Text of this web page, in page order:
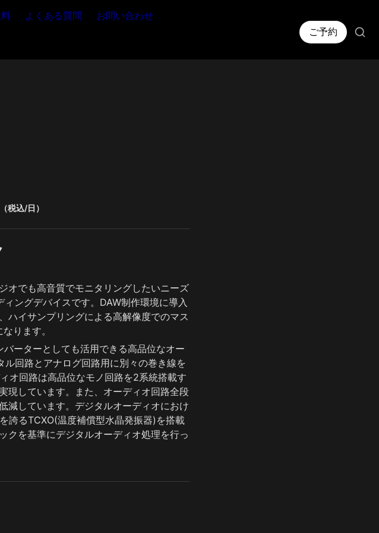
よくある質問 お問い合わせ
ご予約
税込/日）
オでも高音質でモニタリングしたいニーズ
ングデバイスです。DAW制作環境に導入
ハイサンプリングによる高解像度でのマス
ります。
ーターとしても活用できる高品位なオー
回路とアナログ回路用に別々の巻き線を
オ回路は高品位なモノ回路を2系統搭載す
現しています。また、オーディオ回路全段
減しています。デジタルオーディオにおけ
誇るTCXO(温度補償型水晶発振器)を搭載
クを基準にデジタルオーディオ処理を行っ